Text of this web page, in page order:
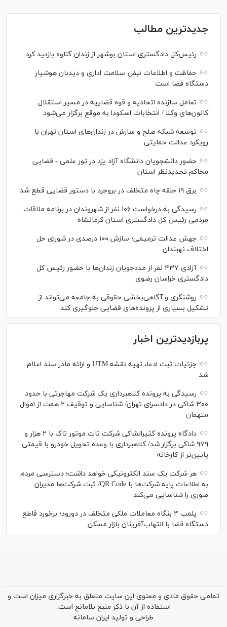
جدیدترین مطالب
رئیس‌کل دادگستری استان بوشهر از زندان گناوه بازدید کرد
حفاظت و اطلاعات نبض سلامت اداری و دیدبان هوشیار
دستگاه قضا است
تعامل سازنده اتحادیه و قوه قضاییه در مسیر استقلال
کانون‌های وکلا / انتخابات اسکودا به موقع برگزار می‌شود
توسعه شبکه‌ صلح و سازش در زندان‌های استان تهران با
رویکرد عدالت حمایتی
حضور دانشجویان دانشگاه آزاد یزد در تور علمی - قضایی
محاکم تجدیدنظر استان
برق ۱۹ حلقه چاه متخلف در بروجرد با دستور قضایی قطع شد
رسیدگی به درخواست ۱۰۶ نفر از شهروندان در برنامه ملاقات
مردمی رئیس کل دادگستری استان کرمانشاه
جهش عدالت ترمیمی؛ سازش ۱۰۰ درصدی در شورای حل
اختلاف نهبندان
آزادی ۴۳۷ نفر از مددجویان زندان‌ها با حضور رئیس کل
دادگستری خراسان رضوی
روشنگری و آگاهی‌بخشی حقوقی به جامعه می‌تواند از
تشکیل بسیاری از پرونده‌های قضایی جلوگیری کند
پربازدیدترین اخبار
جزئیات ثبت ادعا، تهیه نقشه UTM و ارائه مادر سند اعلام
شد
رسیدگی به پرونده کلاهبرداری یک شرکت مهاجرتی با حدود
۳۰۰ شاکی در دادسرای تهران/ شناسایی و توقیف ۲ همت از اموال
متهمان
دادگاه پرونده کثیرالشاکی شرکت تات موتور تاک با ۲ هزار و
۹۷۹ شاکی برگزار شد/ کلاهبرداری با وعده تحویل خودرو با قیمتی
پایین‌تر از کارخانه
هر شرکت یک سند الکترونیکی خواهد داشت؛ دسترسی مردم
به اطلاعات پایه شرکت‌ها با QR Code/ ثبت شرکت‌ها مدیران
صوری را شناسایی می‌کند
پلمب ۴ بنگاه معاملات ملکی متخلف در دورود؛ برخورد قاطع
دستگاه قضا با التهاب‌آفرینان بازار مسکن
تمامی حقوق مادی و معنوی این سایت متعلق به خبرگزاری میزان است و
استفاده از آن با ذکر منبع بلامانع است.
طراحی و تولید ایران سامانه